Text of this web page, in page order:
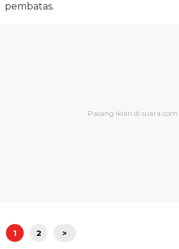
pembatas.
1 2 >